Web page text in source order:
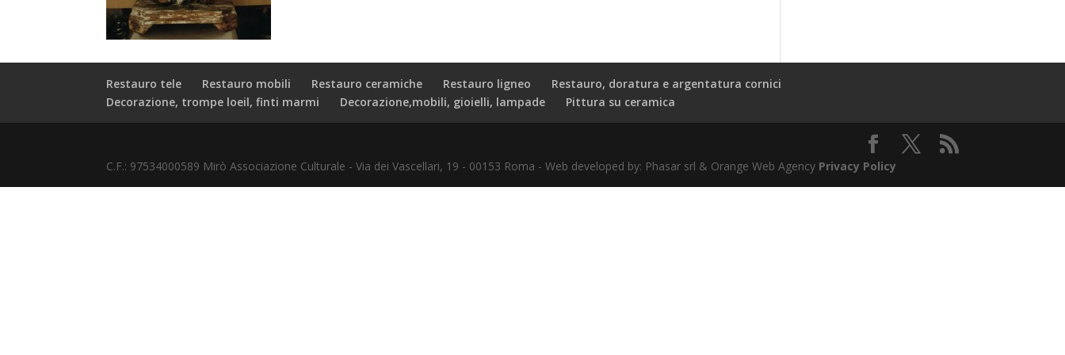
Restauro tele Restauro mobili Restauro ceramiche Restauro ligneo
Restauro, doratura e argentatura cornici
Decorazione, trompe loeil, finti marmi
Decorazione,mobili, gioielli, lampade Pittura su ceramica
C.F.: 97534000589 Mirò Associazione Culturale - Via dei Vascellari, 19 - 00153 Roma - Web developed by: Phasar srl & Orange Web Agency Privacy Policy